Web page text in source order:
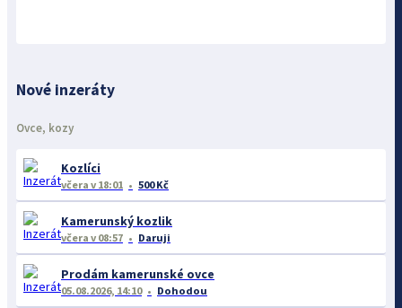
Nové inzeráty
Ovce, kozy
Kozlíci
včera v 18:01 500 Kč
Kamerunský kozlik
včera v 08:57 Daruji
Prodám kamerunské ovce
05.08.2026, 14:10 Dohodou